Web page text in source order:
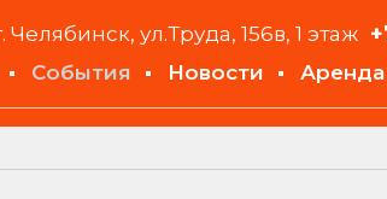
Челябинск, ул.Труда, 156в, 1 этаж
События Новости